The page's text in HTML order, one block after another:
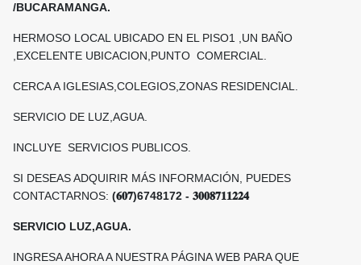
/BUCARAMANGA.
HERMOSO LOCAL UBICADO EN EL PISO1 ,UN BAÑO
,EXCELENTE UBICACION,PUNTO COMERCIAL.
CERCA A IGLESIAS,COLEGIOS,ZONAS RESIDENCIAL.
SERVICIO DE LUZ,AGUA.
INCLUYE SERVICIOS PUBLICOS.
SI DESEAS ADQUIRIR MÁS INFORMACIÓN, PUEDES
CONTACTARNOS: (𝟔𝟎𝟕)6748172 - 𝟑𝟎𝟎𝟖𝟕𝟏𝟏𝟐𝟐𝟒
SERVICIO LUZ,AGUA.
INGRESA AHORA A NUESTRA PÁGINA WEB PARA QUE